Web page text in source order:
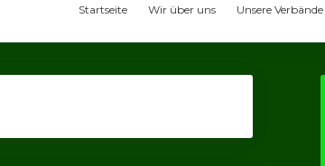
Startseite Wir über uns Unsere Verbände